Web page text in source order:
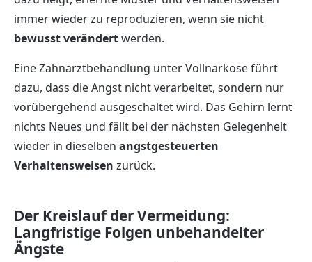
immer wieder zu reproduzieren, wenn sie nicht
bewusst verändertwerden.
Eine Zahnarztbehandlung unter Vollnarkose führt
dazu, dass die Angst nicht verarbeitet, sondern nur
vorübergehend ausgeschaltet wird. Das Gehirn lernt
nichts Neues und fällt bei der nächsten Gelegenheit
wieder in dieselben angstgesteuerten
Verhaltensweisen zurück.
Der Kreislauf der Vermeidung:
Langfristige Folgen unbehandelter
Ängste